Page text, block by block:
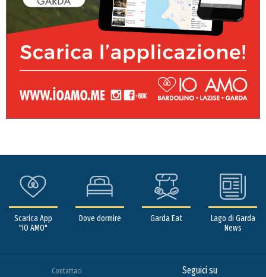
Scarica App
"IO AMO"
Dove dormire Garda Eat
Lago di Garda
News
Contattaci Seguici su